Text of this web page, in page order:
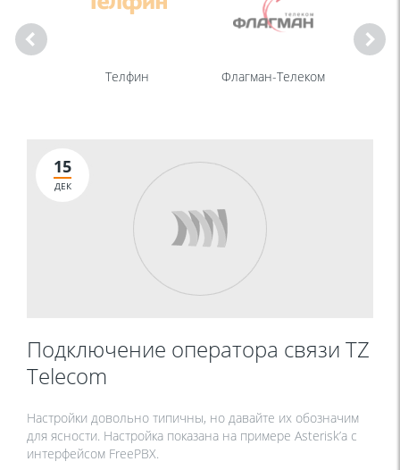
Телфин Флагман-Телеком
15
ДЕК
Подключение оператора связи TZ
Telecom
Настройки довольно типичны, но давайте их обозначим
для ясности. Настройка показана на примере Asterisk’a с
интерфейсом FreePBX.